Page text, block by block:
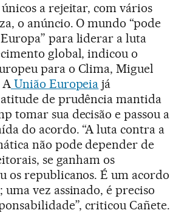
a rejeitar, com vários
o anúncio. O mundo “pode
para liderar a luta
global, indicou o
para o Clima, Miguel
AUnião Europeia já
de prudência mantida
tomar sua decisão e passou a
do acordo. “A luta contra a
não pode depender de
se ganham os
os republicanos. É um acordo
vez assinado, é preciso
criticou Cañete.